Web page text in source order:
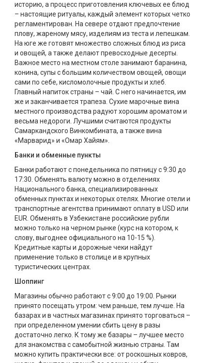
историю, а процесс приготовления ключевых ее блюд
– настоящие ритуалы, каждый элемент которых четко
регламентирован. На севере отдают предпочтение
плову, жареному мясу, изделиям из теста и лепешкам.
На юге же готовят множество сложных блюд из риса
и овощей, а также делают превосходные десерты.
Важное место на местном столе занимают баранина,
конина, супы с большим количеством овощей, овощи
сами по себе, кисломолочные продукты и хлеб.
Главный напиток страны – чай. С него начинается, им
же и заканчивается трапеза. Сухие марочные вина
местного производства радуют хорошим ароматом и
весьма недороги. Лучшими считаются продукты
Самаркандского Винкомбината, а также вина
«Марварид» и «Омар Хайям».
Банки и обменные пункты
Банки работают с понедельника по пятницу с 9:30 до
17:30. Обменять валюту можно в отделениях
Национального банка, специализированных
обменных пунктах и некоторых отелях. Многие отели и
транспортные агентства принимают оплату в USD или
EUR. Обменять в Узбекистане российские рубли
можно только на черном рынке (курс на котором, к
слову, выгоднее официального на 10-15 %).
Кредитные карты и дорожные чеки найдут
применение только в столице и в крупных
туристических центрах.
Шоппинг
Магазины обычно работают с 9:00 до 19:00. Рынки
принято посещать утром: чем раньше, тем лучше. На
базарах и в частных магазинах принято торговаться –
при определенном умении сбить цену в разы
достаточно легко. К тому же базары – лучшее место
для знакомства с самобытной жизнью страны. Там
можно купить практически все: от роскошных ковров,